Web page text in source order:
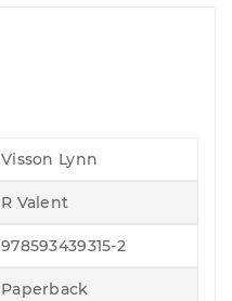
Visson Lynn
R Valent
978593439315-2
Paperback